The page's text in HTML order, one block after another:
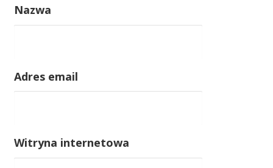
Nazwa
Adres email
Witryna internetowa